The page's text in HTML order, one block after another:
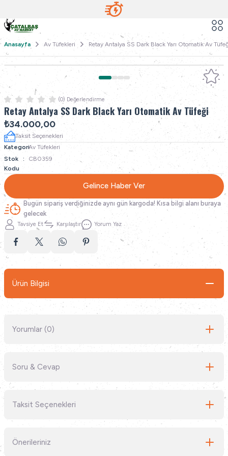
Anasayfa Av Tüfekleri Retay Antalya SS Dark Black Yarı Otomatik Av
(0) Değerlendirme
Retay Antalya SS Dark Black Yarı Otomatik Av Tüfeği
₺34.000,00
Taksit Seçenekleri
KategoriAv Tüfekleri
Stok
Kodu
CB0359
Gelince Haber Ver
Bugün sipariş verdiğinizde aynı gün kargoda! Kısa bilgi alanı buraya
gelecek
Tavsiye Et Karşılaştır Yorum Yaz
Ürün Bilgisi
Yorumlar (0)
Soru & Cevap
Taksit Seçenekleri
Önerileriniz